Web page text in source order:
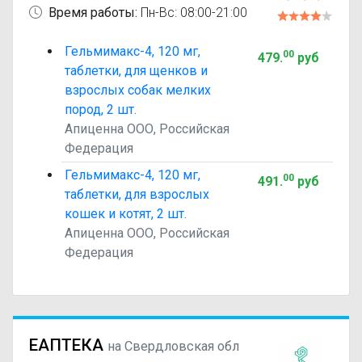
Время работы: Пн-Вс: 08:00-21:00
Гельмимакс-4, 120 мг,
таблетки, для щенков и
взрослых собак мелких
пород, 2 шт.
Апиценна ООО, Российская
Федерация
479.00руб
Гельмимакс-4, 120 мг,
таблетки, для взрослых
кошек и котят, 2 шт.
Апиценна ООО, Российская
Федерация
491.00руб
ЕАПТЕКА на Свердловская обл